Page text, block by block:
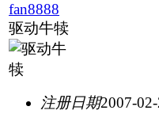
fan8888
驱动牛犊
注册日期2007-